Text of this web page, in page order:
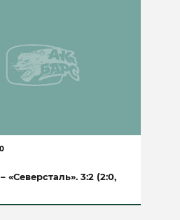
«Северсталь». 3:2 (2:0,